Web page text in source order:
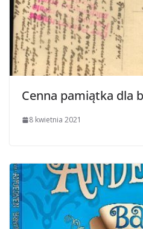
Cenna pamiątka dla
8 kwietnia 2021